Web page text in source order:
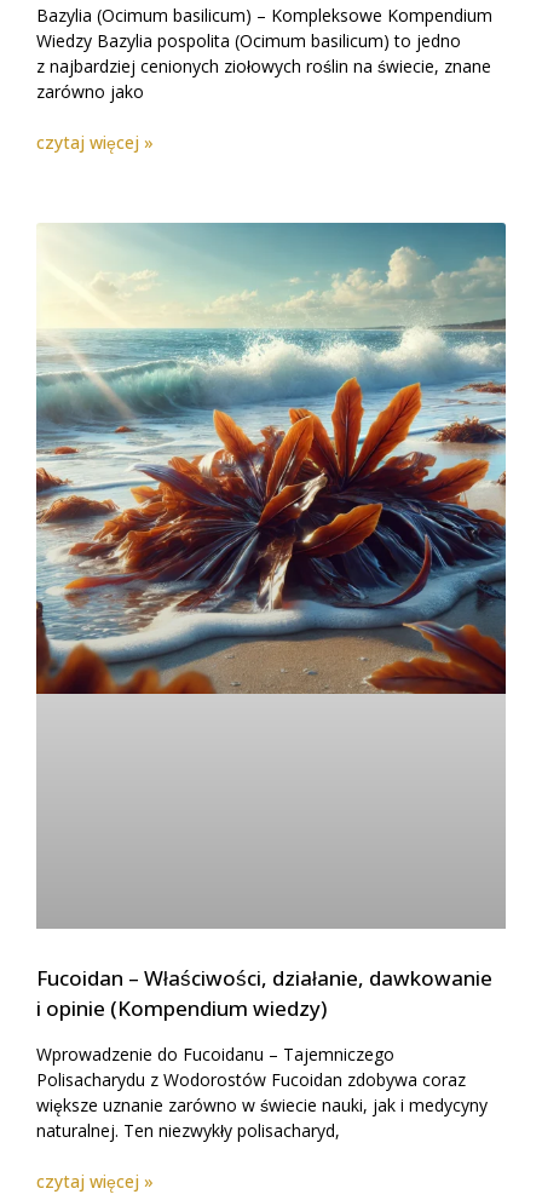
Bazylia (Ocimum basilicum) – Kompleksowe Kompendium
Wiedzy Bazylia pospolita (Ocimum basilicum) to jedno
z najbardziej cenionych ziołowych roślin na świecie, znane
zarówno jako
czytaj więcej »
Fucoidan – Właściwości, działanie, dawkowanie
i opinie (Kompendium wiedzy)
Wprowadzenie do Fucoidanu – Tajemniczego
Polisacharydu z Wodorostów Fucoidan zdobywa coraz
większe uznanie zarówno w świecie nauki, jak i medycyny
naturalnej. Ten niezwykły polisacharyd,
czytaj więcej »